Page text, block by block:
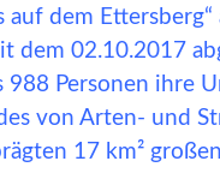
auf dem
dem 02.10.2017
988 Personen ihre
von Arten- und
17 km²